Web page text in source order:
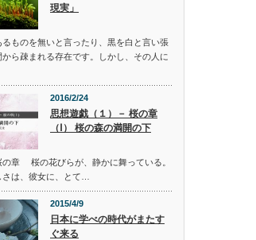
現実」
ものを無いと言ったり、黒を白と言い張
から疎まれる存在です。しかし、その人に
2016/2/24
思想遊戯（１）－ 桜の章
（Ⅰ） 桜の森の満開の下
章 桜の花びらが、静かに舞っている。
は、彼女に、とて…
2015/4/9
日本に学べの時代がまたす
ぐ来る